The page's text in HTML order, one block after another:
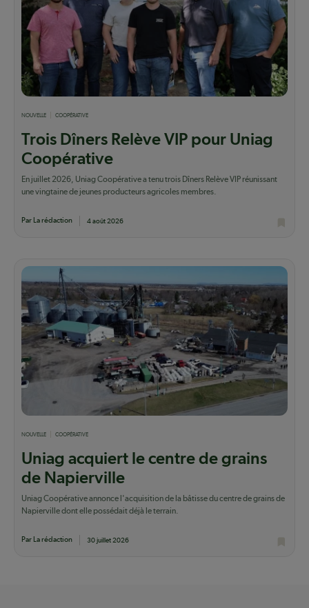
NOUVELLE COOPÉRATIVE
Trois Dîners Relève VIP pour Uniag
Coopérative
En juillet 2026, Uniag Coopérative a tenu trois Dîners Relève VIP réunissant
une vingtaine de jeunes producteurs agricoles membres.
Par La rédaction 4 août 2026
NOUVELLE COOPÉRATIVE
Uniag acquiert le centre de grains
de Napierville
Uniag Coopérative annonce l'acquisition de la bâtisse du centre de grains de
Napierville dont elle possédait déjà le terrain.
Par La rédaction 30 juillet 2026